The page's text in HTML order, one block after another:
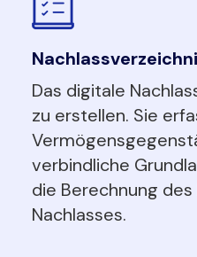
Das digitale
zu erstellen. Sie
verbindliche
die Berechnung
Nachlasses.